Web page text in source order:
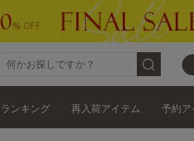
ランキング 再入荷アイテム 予約ア